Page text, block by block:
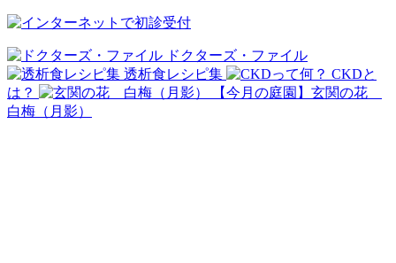
ドクターズ・ファイル
透析食レシピ集
CKDと
は？
【今月の庭園】玄関の花
白梅（月影）